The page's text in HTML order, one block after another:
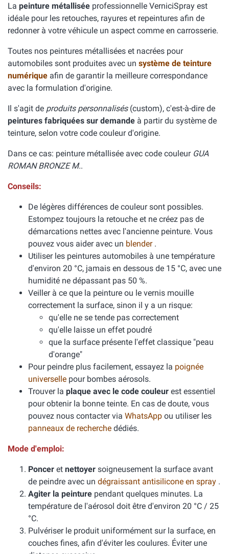
La peinture métallisée professionnelle VerniciSpray est
idéale pour les retouches, rayures et repeintures afin de
redonner à votre véhicule un aspect comme en carrosserie.
Toutes nos peintures métallisées et nacrées pour
automobiles sont produites avec un système de teinture
numérique afin de garantir la meilleure correspondance
avec la formulation d'origine.
Il s'agit de produits personnalisés(custom), c'est-à-dire de
peintures fabriquées sur demande à partir du système de
teinture, selon votre code couleur d'origine.
Dans ce cas: peinture métallisée avec code couleur GUA
ROMAN BRONZE M..
Conseils:
De légères différences de couleur sont possibles.
Estompez toujours la retouche et ne créez pas de
démarcations nettes avec l'ancienne peinture. Vous
pouvez vous aider avec un blender .
Utiliser les peintures automobiles à une température
d'environ 20 °C, jamais en dessous de 15 °C, avec une
humidité ne dépassant pas 50 %.
Veiller à ce que la peinture ou le vernis mouille
correctement la surface, sinon il y a un risque:
qu'elle ne se tende pas correctement
qu'elle laisse un effet poudré
que la surface présente l'effet classique "peau
d'orange"
Pour peindre plus facilement, essayez la poignée
universelle pour bombes aérosols.
Trouver la plaque avec le code couleur est essentiel
pour obtenir la bonne teinte. En cas de doute, vous
pouvez nous contacter via WhatsApp ou utiliser les
panneaux de recherche dédiés.
Mode d'emploi:
Poncer et nettoyer soigneusement la surface avant
de peindre avec un dégraissant antisilicone en spray .
Agiter la peinture pendant quelques minutes. La
température de l'aérosol doit être d'environ 20 °C / 25
°C.
Pulvériser le produit uniformément sur la surface, en
couches fines, afin d'éviter les coulures. Éviter une